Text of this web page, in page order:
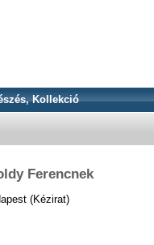
Kollekció
Ferencnek
(Kézirat)